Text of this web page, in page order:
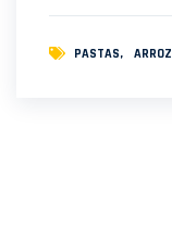
PASTAS ARROZ